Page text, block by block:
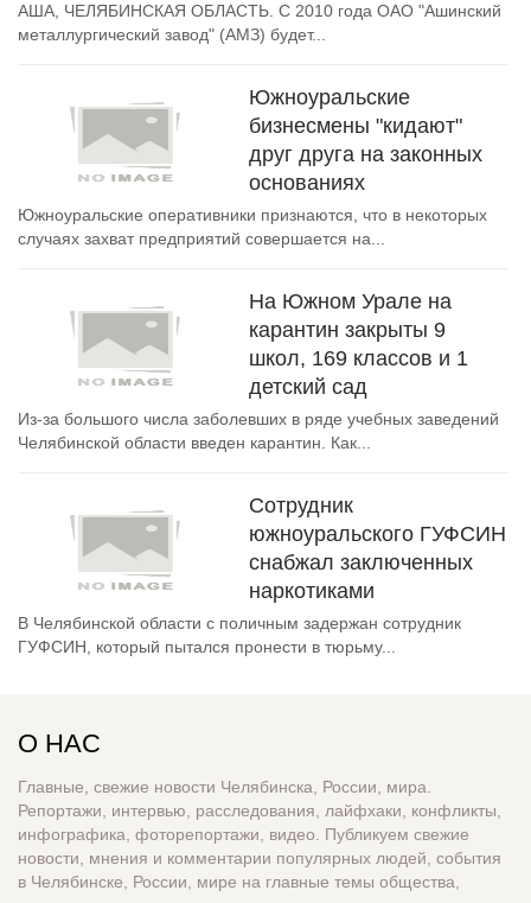
АША, ЧЕЛЯБИНСКАЯ ОБЛАСТЬ. С 2010 года ОАО "Ашинский
металлургический завод" (АМЗ) будет...
Южноуральские
бизнесмены "кидают"
друг друга на законных
основаниях
Южноуральские оперативники признаются, что в некоторых
случаях захват предприятий совершается на...
На Южном Урале на
карантин закрыты 9
школ, 169 классов и 1
детский сад
Из-за большого числа заболевших в ряде учебных заведений
Челябинской области введен карантин. Как...
Сотрудник
южноуральского ГУФСИН
снабжал заключенных
наркотиками
В Челябинской области с поличным задержан сотрудник
ГУФСИН, который пытался пронести в тюрьму...
О НАС
Главные, свежие новости Челябинска, России, мира.
Репортажи, интервью, расследования, лайфхаки, конфликты,
инфографика, фоторепортажи, видео. Публикуем свежие
новости, мнения и комментарии популярных людей, события
в Челябинске, России, мире на главные темы общества,